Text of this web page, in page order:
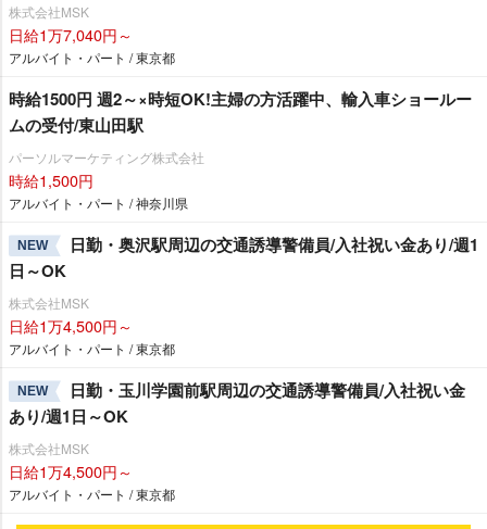
株式会社MSK
日給1万7,040円～
アルバイト・パート / 東京都
時給1500円 週2～×時短OK!主婦の方活躍中、輸入車ショールー
ムの受付/東山田駅
パーソルマーケティング株式会社
時給1,500円
アルバイト・パート / 神奈川県
NEW
日勤・奥沢駅周辺の交通誘導警備員/入社祝い金あり/週1
日～OK
株式会社MSK
日給1万4,500円～
アルバイト・パート / 東京都
NEW
日勤・玉川学園前駅周辺の交通誘導警備員/入社祝い金
あり/週1日～OK
株式会社MSK
日給1万4,500円～
アルバイト・パート / 東京都